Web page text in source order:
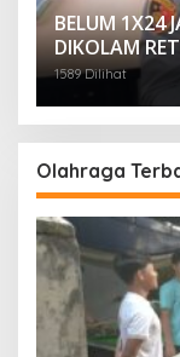
BELUM 1X24
DIKOLAM
PALEMBANG
1589 Dilihat
Olahraga